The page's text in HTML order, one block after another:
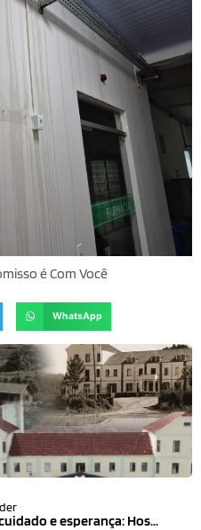
é Com Você
WhatsApp
e esperança: Hos...